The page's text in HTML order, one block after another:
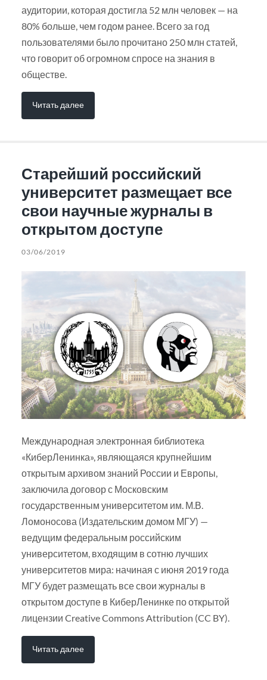
аудитории, которая достигла 52 млн человек — на
80% больше, чем годом ранее. Всего за год
пользователями было прочитано 250 млн статей,
что говорит об огромном спросе на знания в
обществе.
Читать далее
Старейший российский
университет размещает все
свои научные журналы в
открытом доступе
03/06/2019
Международная электронная библиотека
«КиберЛенинка», являющаяся крупнейшим
открытым архивом знаний России и Европы,
заключила договор с Московским
государственным университетом им. М.В.
Ломоносова (Издательским домом МГУ) —
ведущим федеральным российским
университетом, входящим в сотню лучших
университетов мира: начиная с июня 2019 года
МГУ будет размещать все свои журналы в
открытом доступе в КиберЛенинке по открытой
лицензии Creative Commons Attribution (CC BY).
Читать далее